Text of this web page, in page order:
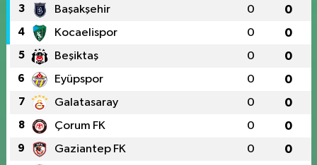
3 Başakşehir 0 0
4 Kocaelispor 0 0
5 Beşiktaş 0 0
6 Eyüpspor 0 0
7 Galatasaray 0 0
8 Çorum FK 0 0
9 Gaziantep FK 0 0